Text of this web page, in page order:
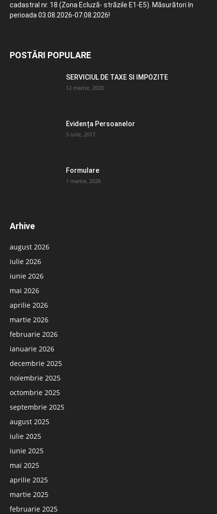
cadastral nr. 18 (Zona Ecluză- străzile E1-E5). Măsurători în
perioada 03.08.2026-07.08.2026!
POSTĂRI POPULARE
SERVICIUL DE TAXE SI IMPOZITE
12 martie, 2020
Evidența Persoanelor
5 iulie, 2017
Formulare
1 martie, 2026
Arhive
august 2026
iulie 2026
iunie 2026
mai 2026
aprilie 2026
martie 2026
februarie 2026
ianuarie 2026
decembrie 2025
noiembrie 2025
octombrie 2025
septembrie 2025
august 2025
iulie 2025
iunie 2025
mai 2025
aprilie 2025
martie 2025
februarie 2025